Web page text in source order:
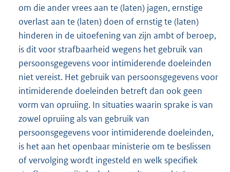
om die ander vrees aan te (laten) jagen, ernstige
overlast aan te (laten) doen of ernstig te (laten)
hinderen in de uitoefening van zijn ambt of beroep,
is dit voor strafbaarheid wegens het gebruik van
persoonsgegevens voor intimiderende doeleinden
niet vereist. Het gebruik van persoonsgegevens voor
intimiderende doeleinden betreft dan ook geen
vorm van opruiing. In situaties waarin sprake is van
zowel opruiing als van gebruik van
persoonsgegevens voor intimiderende doeleinden,
is het aan het openbaar ministerie om te beslissen
of vervolging wordt ingesteld en welk specifiek